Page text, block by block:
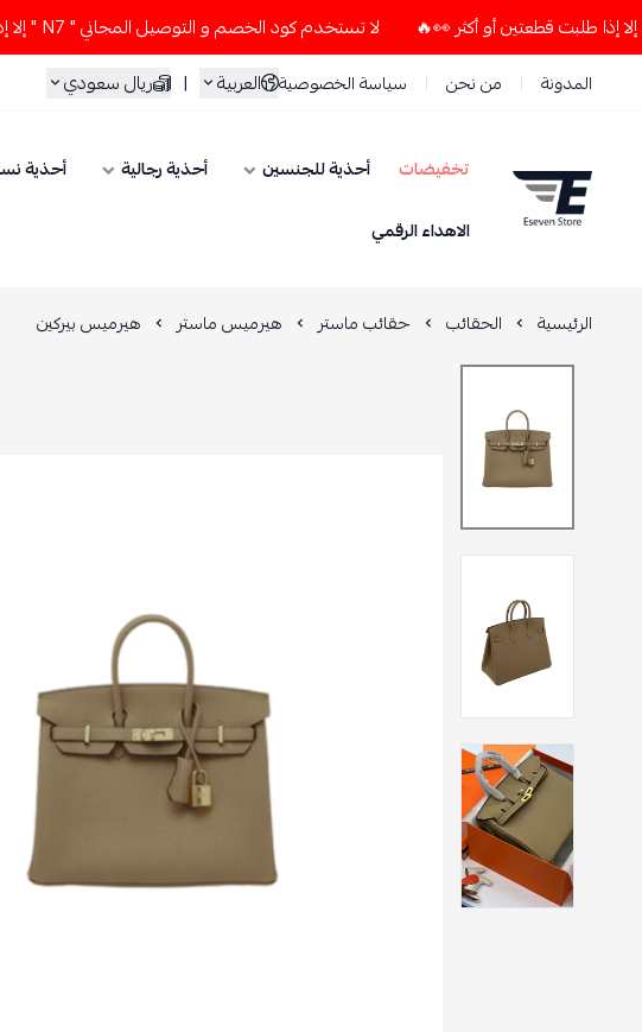
لا تستخدم كود الخصم و التوصيل المجاني " N7 " إلا إذا طلبت قطعتين أو أكثر 👀🔥
المدونة من نحن سياسة الخصوصية العربية | ريال سعودي
ESEVEN STORE
تخفيضات أحذية للجنسين أحذية رجالية أحذية
الاهداء الرقمي
الرئيسية الحقائب حقائب ماستر هيرميس ماستر هيرميس بيركين